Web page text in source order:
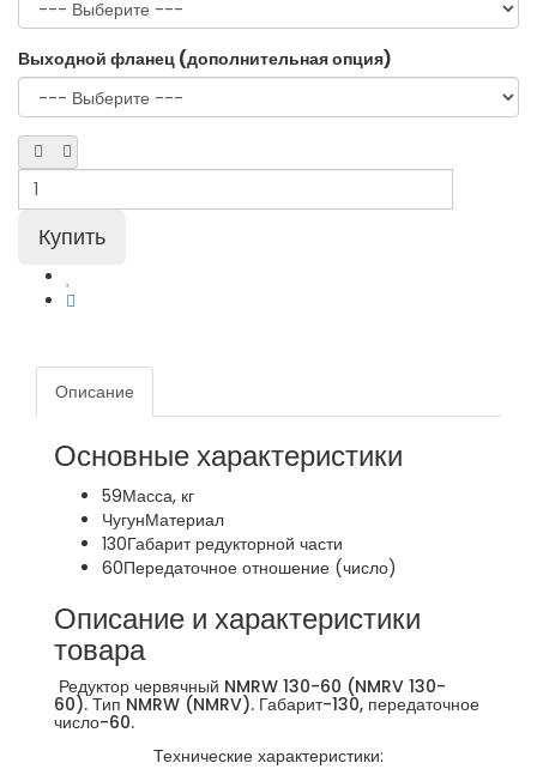
Выходной фланец (дополнительная опция)
Описание
Основные характеристики
59Масса, кг
ЧугунМатериал
130Габарит редукторной части
60Передаточное отношение (число)
Описание и характеристики
товара
Редуктор червячный NMRW 130-60 (NMRV 130-
60). Тип NMRW (NMRV). Габарит-130, передаточное
число-60.
Технические характеристики: